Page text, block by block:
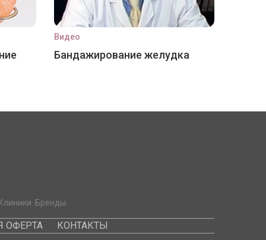
Видео
Бандажирование желудка
Бренды.
ОФЕРТА КОНТАКТЫ